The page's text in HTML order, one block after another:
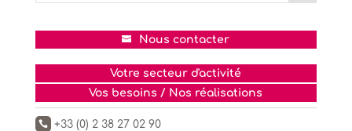
Nous contacter
Votre secteur d'activité
Vos besoins / Nos réalisations
 +33 (0) 2 38 27 02 90